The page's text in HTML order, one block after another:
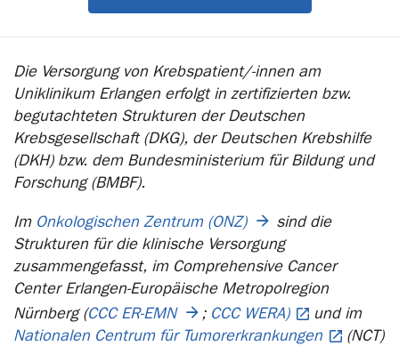
Die Versorgung von Krebspatient/-innen am
Uniklinikum Erlangen erfolgt in zertifizierten bzw.
begutachteten Strukturen der Deutschen
Krebsgesellschaft (DKG), der Deutschen Krebshilfe
(DKH) bzw. dem Bundesministerium für Bildung und
Forschung (BMBF).
Im Onkologischen Zentrum (ONZ)
sind die
Strukturen für die klinische Versorgung
zusammengefasst, im Comprehensive Cancer
Center Erlangen-Europäische Metropolregion
Nürnberg (CCC ER-EMN ; CCC WERA)
und im
Nationalen Centrum für Tumorerkrankungen
(NCT)